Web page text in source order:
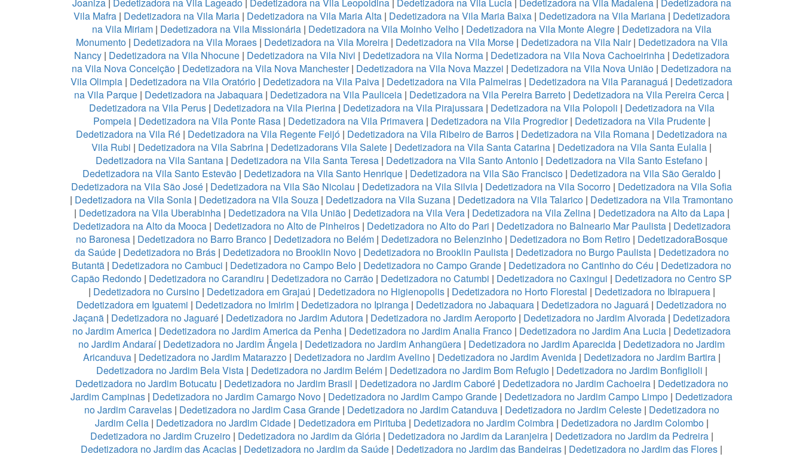
Vila Mafra | Dedetizadora na Vila Maria| Dedetizadora na Vila Maria Alta| Dedetizadora na Vila Maria Baixa| Dedetizadora na Vila Mariana| Dedetizadora
na Vila Miriam| Dedetizadora na Vila Missionária| Dedetizadora na Vila Moinho Velho| Dedetizadora na Vila Monte Alegre| Dedetizadora na Vila
Monumento| Dedetizadora na Vila Moraes| Dedetizadora na Vila Moreira| Dedetizadora na Vila Morse| Dedetizadora na Vila Nair| Dedetizadora na Vila
Nancy| Dedetizadora na Vila Nhocune| Dedetizadora na Vila Nivi | Dedetizadora na Vila Norma| Dedetizadora na Vila Nova Cachoeirinha| Dedetizadora
na Vila Nova Conceição | Dedetizadora na Vila Nova Manchester| Dedetizadora na Vila Nova Mazzei | Dedetizadora na Vila Nova União | Dedetizadora na
Vila Olimpia | Dedetizadora na Vila Oratório | Dedetizadora na Vila Paiva | Dedetizadora na Vila Palmeiras | Dedetizadora na Vila Paranaguá | Dedetizadora
na Vila Parque | Dedetizadora na Jabaquara | Dedetizadora na Vila Pauliceia | Dedetizadora na Vila Pereira Barreto | Dedetizadora na Vila Pereira Cerca |
Dedetizadora na Vila Perus| Dedetizadora na Vila Pierina| Dedetizadora na Vila Pirajussara| Dedetizadora na Vila Polopoli | Dedetizadora na Vila
Pompeia| Dedetizadora na Vila Ponte Rasa| Dedetizadora na Vila Primavera| Dedetizadora na Vila Progredior| Dedetizadora na Vila Prudente|
Dedetizadora na Vila Ré | Dedetizadora na Vila Regente Feijó | Dedetizadora na Vila Ribeiro de Barros | Dedetizadora na Vila Romana | Dedetizadora na
Vila Rubi | Dedetizadora na Vila Sabrina | Dedetizadorans Vila Salete | Dedetizadora na Vila Santa Catarina | Dedetizadora na Vila Santa Eulalia |
Dedetizadora na Vila Santana | Dedetizadora na Vila Santa Teresa | Dedetizadora na Vila Santo Antonio | Dedetizadora na Vila Santo Estefano |
Dedetizadora na Vila Santo Estevão | Dedetizadora na Vila Santo Henrique | Dedetizadora na Vila São Francisco | Dedetizadora na Vila São Geraldo |
Dedetizadora na Vila São José | Dedetizadora na Vila São Nicolau | Dedetizadora na Vila Silvia | Dedetizadora na Vila Socorro | Dedetizadora na Vila Sofia
| Dedetizadora na Vila Sonia | Dedetizadora na Vila Souza | Dedetizadora na Vila Suzana | Dedetizadora na Vila Talarico | Dedetizadora na Vila Tramontano
| Dedetizadora na Vila Uberabinha| Dedetizadora na Vila União| Dedetizadora na Vila Vera| Dedetizadora na Vila Zelina| Dedetizadora na Alto da Lapa|
Dedetizadora na Alto da Mooca| Dedetizadora no Alto de Pinheiros| Dedetizadora no Alto do Pari | Dedetizadora no Balneario Mar Paulista| Dedetizadora
no Baronesa| Dedetizadora no Barro Branco| Dedetizadora no Belém| Dedetizadora no Belenzinho| Dedetizadora no Bom Retiro| DedetizadoraBosque
da Saúde| Dedetizadora no Brás| Dedetizadora no Brooklin Novo| Dedetizadora no Brooklin Paulista| Dedetizadora no Burgo Paulista| Dedetizadora no
Butantã | Dedetizadora no Cambuci | Dedetizadora no Campo Belo | Dedetizadora no Campo Grande | Dedetizadora no Cantinho do Céu | Dedetizadora no
Capão Redondo | Dedetizadora no Carandiru | Dedetizadora no Carrão | Dedetizadora no Catumbi | Dedetizadora no Caxingui | Dedetizadora no Centro SP
| Dedetizadora no Cursino| Dedetizadora em Grajaú | Dedetizadora no Higienopolis| Dedetizadora no Horto Florestal | Dedetizadora no Ibirapuera|
Dedetizadora em Iguatemi | Dedetizadora no Imirim | Dedetizadora no Ipiranga | Dedetizadora no Jabaquara | Dedetizadora no Jaguará | Dedetizadora no
Jaçanã | Dedetizadora no Jaguaré | Dedetizadora no Jardim Adutora | Dedetizadora no Jardim Aeroporto | Dedetizadora no Jardim Alvorada | Dedetizadora
no Jardim America | Dedetizadora no Jardim America da Penha | Dedetizadora no Jardim Analia Franco | Dedetizadora no Jardim Ana Lucia | Dedetizadora
no Jardim Andaraí| Dedetizadora no Jardim Ângela | Dedetizadora no Jardim Anhangüera | Dedetizadora no Jardim Aparecida | Dedetizadora no Jardim
Aricanduva| Dedetizadora no Jardim Matarazzo| Dedetizadora no Jardim Avelino| Dedetizadora no Jardim Avenida| Dedetizadora no Jardim Bartira|
Dedetizadora no Jardim Bela Vista| Dedetizadora no Jardim Belém| Dedetizadora no Jardim Bom Refugio| Dedetizadora no Jardim Bonfiglioli |
Dedetizadora no Jardim Botucatu | Dedetizadora no Jardim Brasil | Dedetizadora no Jardim Caboré| Dedetizadora no Jardim Cachoeira| Dedetizadora no
Jardim Campinas | Dedetizadora no Jardim Camargo Novo | Dedetizadora no Jardim Campo Grande | Dedetizadora no Jardim Campo Limpo | Dedetizadora
no Jardim Caravelas| Dedetizadora no Jardim Casa Grande| Dedetizadora no Jardim Catanduva| Dedetizadora no Jardim Celeste| Dedetizadora no
Jardim Celia| Dedetizadora no Jardim Cidade| Dedetizadora em Pirituba| Dedetizadora no Jardim Coimbra| Dedetizadora no Jardim Colombo|
Dedetizadora no Jardim Cruzeiro| Dedetizadora no Jardim da Glória| Dedetizadora no Jardim da Laranjeira| Dedetizadora no Jardim da Pedreira|
Dedetizadora no Jardim das Acacias | Dedetizadora no Jardim da Saúde | Dedetizadora no Jardim das Bandeiras | Dedetizadora no Jardim das Flores |